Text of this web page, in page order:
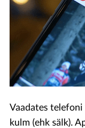
Vaadates telefoni
kulm (ehk sälk).